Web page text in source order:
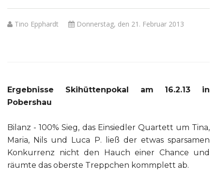
Donnerstag, den 21. Februar 2013
Tino Epphardt
Ergebnisse Skihüttenpokal am 16.2.13 in
Pobershau
Bilanz - 100% Sieg, das Einsiedler Quartett um Tina,
Maria, Nils und Luca P. ließ der etwas sparsamen
Konkurrenz nicht den Hauch einer Chance und
räumte das oberste Treppchen kommplett ab.